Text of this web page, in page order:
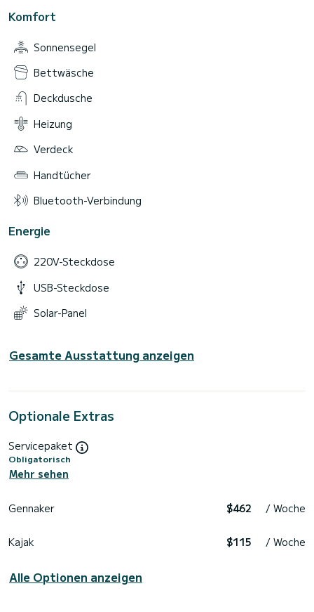
Komfort
Sonnensegel
Bettwäsche
Deckdusche
Heizung
Verdeck
Handtücher
Bluetooth-Verbindung
Energie
220V-Steckdose
USB-Steckdose
Solar-Panel
Gesamte Ausstattung anzeigen
Optionale Extras
Servicepaket
Obligatorisch
Mehr sehen
Gennaker $462 / Woche
Kajak $115 / Woche
Alle Optionen anzeigen